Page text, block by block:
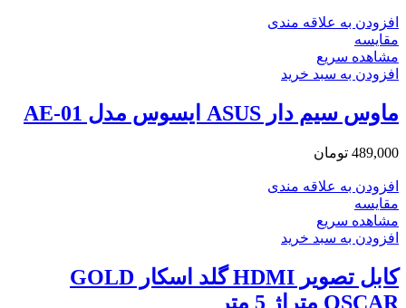
افزودن به علاقه مندی
مقایسه
مشاهده سریع
افزودن به سبد خرید
ماوس سیم دار ASUS ایسوس مدل AE-01
489,000 تومان
افزودن به علاقه مندی
مقایسه
مشاهده سریع
افزودن به سبد خرید
کابل تصویر HDMI گلد اسکار GOLD
OSCAR متراژ 5 متر